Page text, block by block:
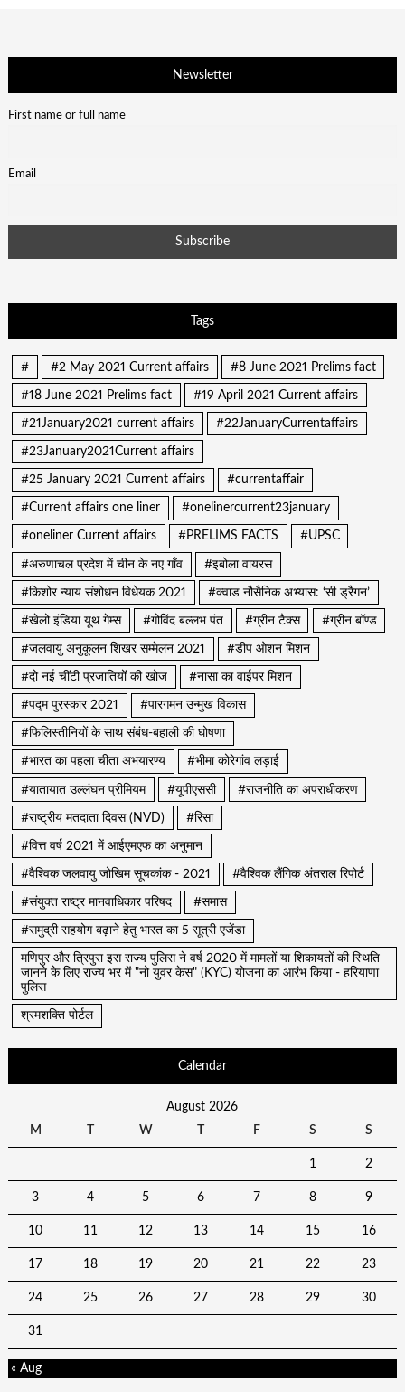
Newsletter
First name or full name
Email
Tags
# #2 May 2021 Current affairs #8 June 2021 Prelims fact
#18 June 2021 Prelims fact #19 April 2021 Current affairs
#21January2021 current affairs #22JanuaryCurrentaffairs
#23January2021Current affairs
#25 January 2021 Current affairs #currentaffair
#Current affairs one liner #onelinercurrent23january
#oneliner Current affairs #PRELIMS FACTS #UPSC
#अरुणाचल प्रदेश में चीन के नए गाँव #इबोला वायरस
#किशोर न्याय संशोधन विधेयक 2021 #क्वाड नौसैनिक अभ्यास: ‘सी ड्रैगन’
#खेलो इंडिया यूथ गेम्स #गोविंद बल्लभ पंत #ग्रीन टैक्स #ग्रीन बॉण्ड
#जलवायु अनुकूलन शिखर सम्मेलन 2021 #डीप ओशन मिशन
#दो नई चींटी प्रजातियों की खोज #नासा का वाईपर मिशन
#पद्म पुरस्कार 2021 #पारगमन उन्मुख विकास
#फिलिस्तीनियों के साथ संबंध-बहाली की घोषणा
#भारत का पहला चीता अभयारण्य #भीमा कोरेगांव लड़ाई
#यातायात उल्लंघन प्रीमियम #यूपीएससी #राजनीति का अपराधीकरण
#राष्ट्रीय मतदाता दिवस (NVD) #रिसा
#वित्त वर्ष 2021 में आईएमएफ का अनुमान
#वैश्विक जलवायु जोखिम सूचकांक - 2021 #वैश्विक लैंगिक अंतराल रिपोर्ट
#संयुक्त राष्ट्र मानवाधिकार परिषद #समास
#समुद्री सहयोग बढ़ाने हेतु भारत का 5 सूत्री एजेंडा
मणिपुर और त्रिपुरा इस राज्य पुलिस ने वर्ष 2020 में मामलों या शिकायतों की स्थिति
जानने के लिए राज्य भर में "नो युवर केस" (KYC) योजना का आरंभ किया - हरियाणा
पुलिस
श्रमशक्ति पोर्टल
Calendar
August 2026
M
W F S S
1 2
3 4 5 6 7 8 9
10 11 12 13 14 15 16
17 18 19 20 21 22 23
24 25 26 27 28 29 30
31
« Aug